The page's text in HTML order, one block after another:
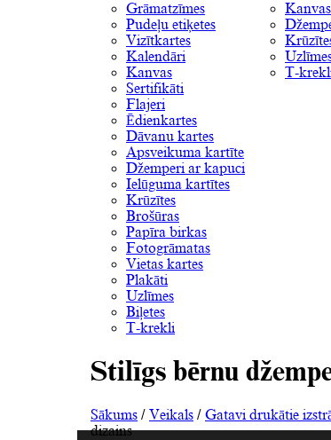
Grāmatzīmes
Pudeļu etiķetes
Vizītkartes
Kalendāri
Kanvas
Sertifikāti
Flajeri
Ēdienkartes
Dāvanu kartes
Apsveikuma kartīte
Džemperi ar kapuci
Ielūguma kartītes
Krūzītes
Brošūras
Papīra birkas
Fotogrāmatas
Vietas kartes
Plakāti
Uzlīmes
Biļetes
T-krekli
Kanvas
T-
Stilīgs bērnu
Sākums / Veikals / Gatavi drukātie
dizains